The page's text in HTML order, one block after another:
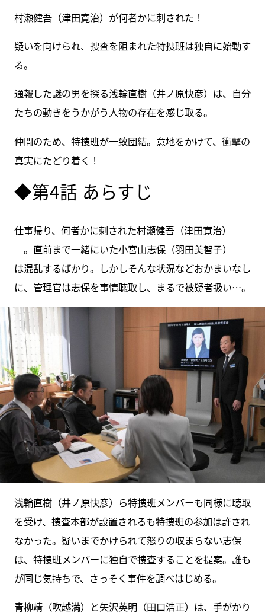
村瀬健吾（津田寛治）が何者かに刺された！
疑いを向けられ、捜査を阻まれた特捜班は独自に始動す
る。
通報した謎の男を探る浅輪直樹（井ノ原快彦）は、自分
たちの動きをうかがう人物の存在を感じ取る。
仲間のため、特捜班が一致団結。意地をかけて、衝撃の
真実にたどり着く！
◆第4話 あらすじ
仕事帰り、何者かに刺された村瀬健吾（津田寛治）―
―。直前まで一緒にいた小宮山志保（羽田美智子）
は混乱するばかり。しかしそんな状況などおかまいなし
に、管理官は志保を事情聴取し、まるで被疑者扱い…。
浅輪直樹（井ノ原快彦）ら特捜班メンバーも同様に聴取
を受け、捜査本部が設置されるも特捜班の参加は許され
なかった。疑いまでかけられて怒りの収まらない志保
は、特捜班メンバーに独自で捜査することを提案。誰も
が同じ気持ちで、さっそく事件を調べはじめる。
青柳靖（吹越満）と矢沢英明（田口浩正）は、手がかり